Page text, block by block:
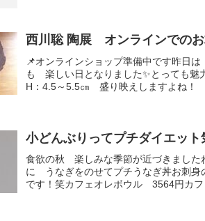
西川聡 陶展 オンラインでのお
📌オンラインショップ準備中です昨日
も 楽しい日となりました✨とっても
H：4.5～5.5㎝ 盛り映えしますよね！
小どんぶりってプチダイエッ
食欲の秋 楽しみな季節が近づきまし
に うなぎをのせてプチうなぎ丼お刺
です！笑カフェオレボウル 3564円カ